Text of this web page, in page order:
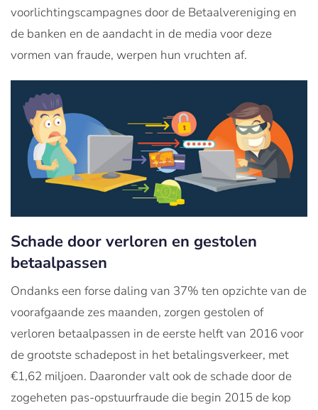
voorlichtingscampagnes door de Betaalvereniging en
de banken en de aandacht in de media voor deze
vormen van fraude, werpen hun vruchten af.
Schade door verloren en gestolen
betaalpassen
Ondanks een forse daling van 37% ten opzichte van de
voorafgaande zes maanden, zorgen gestolen of
verloren betaalpassen in de eerste helft van 2016 voor
de grootste schadepost in het betalingsverkeer, met
€1,62 miljoen. Daaronder valt ook de schade door de
zogeheten pas-opstuurfraude die begin 2015 de kop